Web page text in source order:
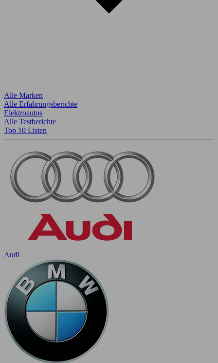
Alle Marken
Alle Erfahrungsberichte
Elektroautos
Alle Testberichte
Top 10 Listen
Audi